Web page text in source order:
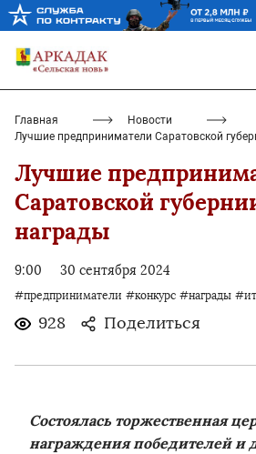
Главная
Новости
Лучшие предприниматели Саратовской
Лучшие
Саратовской
награды
9:00 30 сентября 2024
#предприниматели #конкурс #награды
928 Поделиться
Состоялась торжественная
награждения победителей и